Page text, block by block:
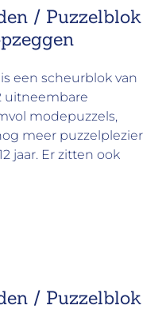
/ Puzzelblok
een scheurblok van
uitneembare
modepuzzels,
meer puzzelplezier
jaar. Er zitten ook
/ Puzzelblok